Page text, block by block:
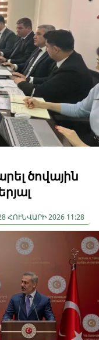
ծովային
ՀՈՒՆՎԱՐԻ 2026 11:28